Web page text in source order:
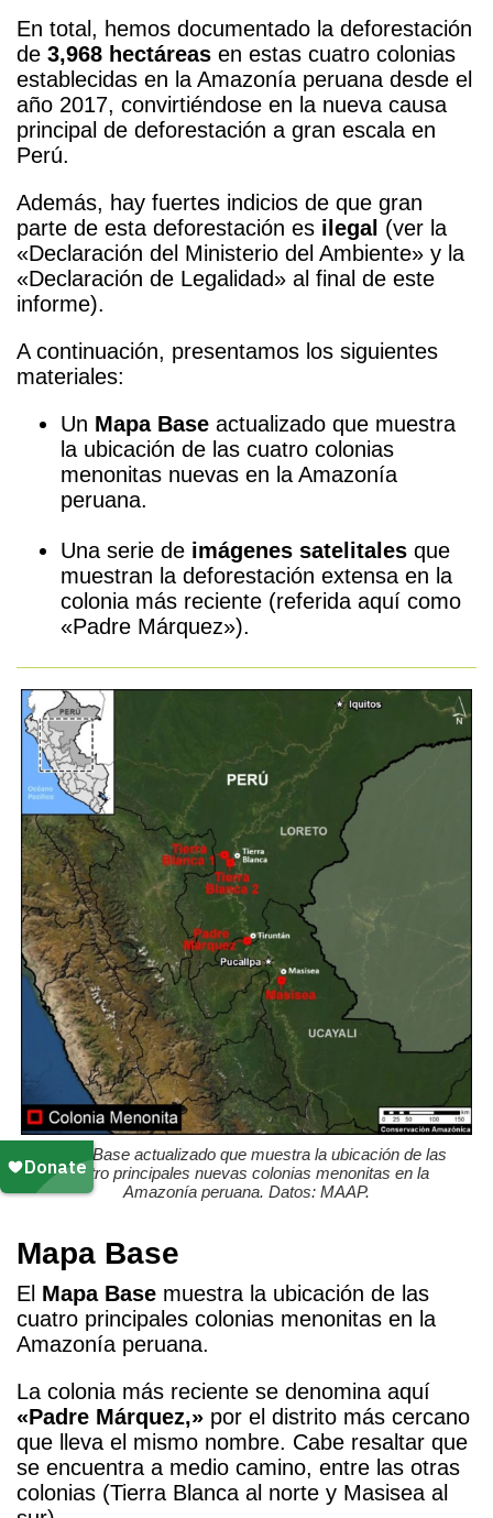
En total, hemos documentado la deforestación
de 3,968 hectáreas en estas cuatro colonias
establecidas en la Amazonía peruana desde el
año 2017, convirtiéndose en la nueva causa
principal de deforestación a gran escala en
Perú.
Además, hay fuertes indicios de que gran
parte de esta deforestación es ilegal (ver la
«Declaración del Ministerio del Ambiente» y la
«Declaración de Legalidad» al final de este
informe).
A continuación, presentamos los siguientes
materiales:
Un Mapa Base actualizado que muestra
la ubicación de las cuatro colonias
menonitas nuevas en la Amazonía
peruana.
Una serie de imágenes satelitales que
muestran la deforestación extensa en la
colonia más reciente (referida aquí como
«Padre Márquez»).
Mapa Base actualizado que muestra la ubicación de las
cuatro principales nuevas colonias menonitas en la
Amazonía peruana. Datos: MAAP.
Mapa Base
El Mapa Base muestra la ubicación de las
cuatro principales colonias menonitas en la
Amazonía peruana.
La colonia más reciente se denomina aquí
«Padre Márquez,» por el distrito más cercano
que lleva el mismo nombre. Cabe resaltar que
se encuentra a medio camino, entre las otras
colonias (Tierra Blanca al norte y Masisea al